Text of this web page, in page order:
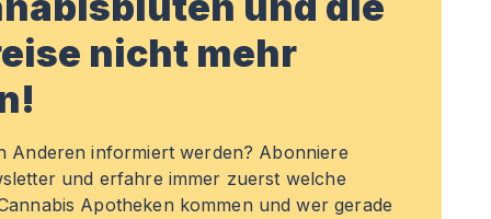
nicht mehr
Anderen informiert werden? Abonniere
und erfahre immer zuerst welche
Apotheken kommen und wer gerade